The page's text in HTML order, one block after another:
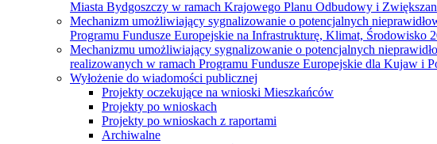
Miasta Bydgoszczy w ramach Krajowego Planu Odbudowy i
Mechanizm umożliwiający sygnalizowanie o potencjalnych
Programu Fundusze Europejskie na Infrastrukturę, Klimat, Środowisko
Mechanizmu umożliwiający sygnalizowanie o potencjalnych
realizowanych w ramach Programu Fundusze Europejskie dla Kujaw i
Wyłożenie do wiadomości publicznej
Projekty oczekujące na wnioski Mieszkańców
Projekty po wnioskach
Projekty po wnioskach z raportami
Archiwalne